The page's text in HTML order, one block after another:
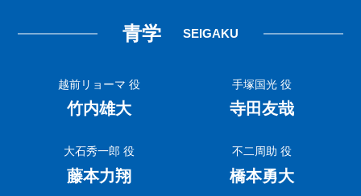
青学 SEIGAKU
越前リョーマ 役
竹内雄大
手塚国光 役
寺田友哉
大石秀一郎 役
藤本力翔
不二周助 役
橋本勇大